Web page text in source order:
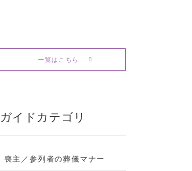
一覧はこちら
ガイドカテゴリ
喪主／参列者の葬儀マナー